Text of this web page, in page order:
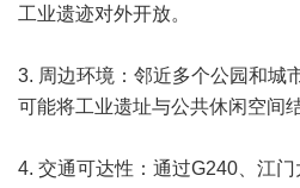
工业遗迹对外开放。
3. 周边环境：邻近多个公园和城
可能将工业遗址与公共休闲空间
4. 交通可达性：通过G240、江